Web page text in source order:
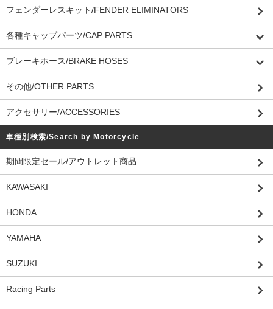
フェンダーレスキット/FENDER ELIMINATORS
各種キャップパーツ/CAP PARTS
ブレーキホース/BRAKE HOSES
その他/OTHER PARTS
アクセサリー/ACCESSORIES
車種別検索/Search by Motorcycle
期間限定セール/アウトレット商品
KAWASAKI
HONDA
YAMAHA
SUZUKI
Racing Parts